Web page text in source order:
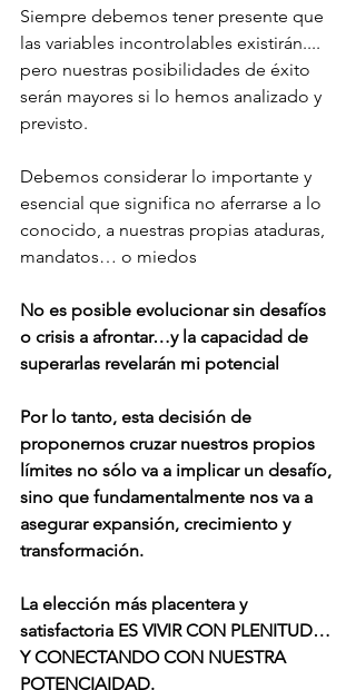
Siempre debemos tener presente que
las variables incontrolables existirán....
pero nuestras posibilidades de éxito
serán mayores si lo hemos analizado y
previsto.
Debemos considerar lo importante y
esencial que significa no aferrarse a lo
conocido, a nuestras propias ataduras,
mandatos… o miedos
No es posible evolucionar sin desafíos
o crisis a afrontar…y la capacidad de
superarlas revelarán mi potencial
Por lo tanto, esta decisión de
proponernos cruzar nuestros propios
límites no sólo va a implicar un desafío,
sino que fundamentalmente nos va a
asegurar expansión, crecimiento y
transformación.
La elección más placentera y
satisfactoria ES VIVIR CON PLENITUD…
Y CONECTANDO CON NUESTRA
POTENCIAIDAD.